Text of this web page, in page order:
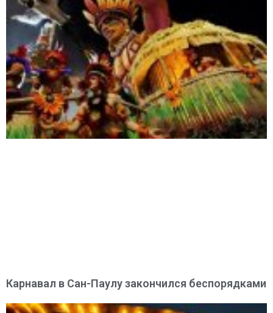
Карнавал в Сан-Паулу закончился беспорядками